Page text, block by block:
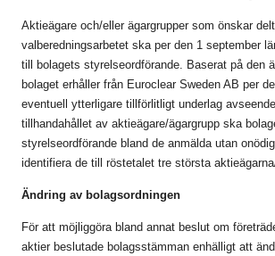
Aktieägare och/eller ägargrupper som önskar
valberedningsarbetet ska per den 1 september
till bolagets styrelseordförande. Baserat på den
bolaget erhåller från Euroclear Sweden AB per
eventuell ytterligare tillförlitligt underlag
tillhandahållet av aktieägare/ägargrupp ska
styrelseordförande bland de anmälda utan
identifiera de till röstetalet tre största
Ändring av bolagsordningen
För att möjliggöra bland annat beslut om
aktier beslutade bolagsstämman enhälligt att